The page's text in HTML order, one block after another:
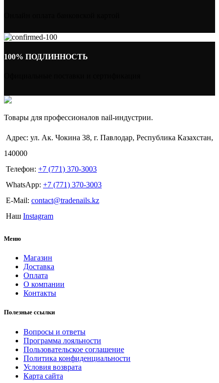
100% ПОДЛИННОСТЬ
Товары для профессионалов nail-индустрии.
Адрес: ул. Ак. Чокина 38, г. Павлодар, Республика Казахстан,
140000
Телефон: +7 (771) 370-3003
WhatsApp: +7 (771) 370-3003
E-Mail: contact@tradenails.kz
Наш Instagram
Меню
Магазин
Доставка
Оплата
О компании
Контакты
Полезные ссылки
Вопросы и ответы
Программа лояльности
Пользовательское соглашение
Политика конфиденциальности
Условия возврата
Карта сайта